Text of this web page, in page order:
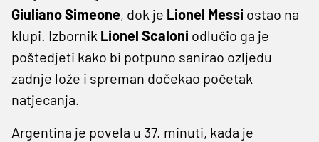
Giuliano Simeone, dok je Lionel Messi ostao na
klupi. Izbornik Lionel Scaloni odlučio ga je
poštedjeti kako bi potpuno sanirao ozljedu
zadnje lože i spreman dočekao početak
natjecanja.
Argentina je povela u 37. minuti, kada je